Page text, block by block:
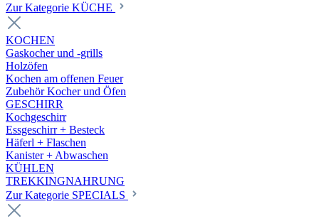
Zur Kategorie KÜCHE
KOCHEN
Gaskocher und -grills
Holzöfen
Kochen am offenen Feuer
Zubehör Kocher und Öfen
GESCHIRR
Kochgeschirr
Essgeschirr + Besteck
Häferl + Flaschen
Kanister + Abwaschen
KÜHLEN
TREKKINGNAHRUNG
Zur Kategorie SPECIALS